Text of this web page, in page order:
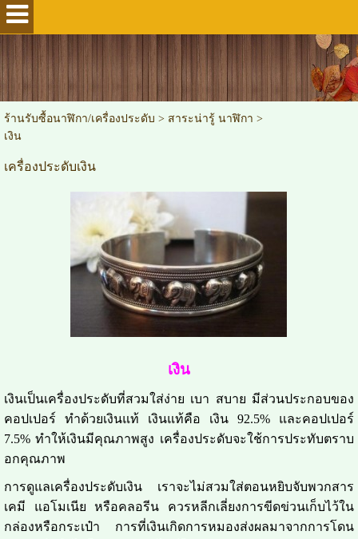
ร้านรับซื้อนาฬิกา/เครื่องประดับ > สาระน่ารู้ นาฬิกา >
เงิน
เครื่องประดับเงิน
เงิน
เงินเป็นเครื่องประดับที่สวมใส่ง่าย เบา สบาย มีส่วนประกอบของ
คอปเปอร์ ทำด้วยเงินแท้ เงินแท้คือ เงิน 92.5% และคอปเปอร์
7.5% ทำให้เงินมีคุณภาพสูง เครื่องประดับจะใช้การประทับตราบ
อกคุณภาพ
การดูแลเครื่องประดับเงิน เราจะไม่สวมใส่ตอนหยิบจับพวกสาร
เคมี แอโมเนีย หรือคลอรีน ควรหลีกเลี่ยงการขีดข่วนเก็บไว้ใน
กล่องหรือกระเป๋า การที่เงินเกิดการหมองส่งผลมาจากการโดน